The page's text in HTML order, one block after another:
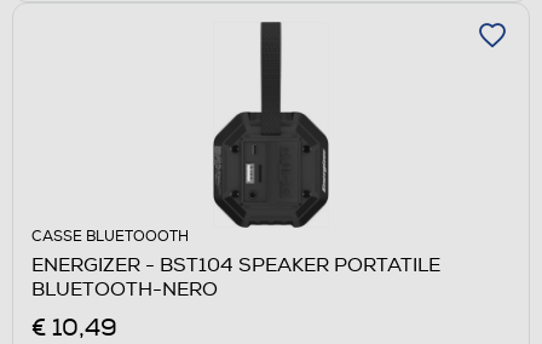
CASSE BLUETOOOTH
ENERGIZER - BST104 SPEAKER PORTATILE
BLUETOOTH-NERO
€ 10,49